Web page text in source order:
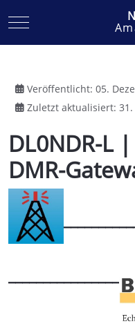
Mobile Menu Toggle
Veröffentlicht: 05.
Zuletzt aktualisiert: 31.
DL0NDR-L
DMR-